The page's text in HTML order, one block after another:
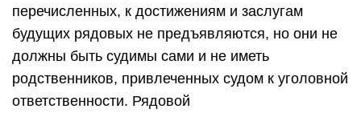
перечисленных, к достижениям и заслугам
будущих рядовых не предъявляются, но они не
должны быть судимы сами и не иметь
родственников, привлеченных судом к уголовной
ответственности. Рядовой